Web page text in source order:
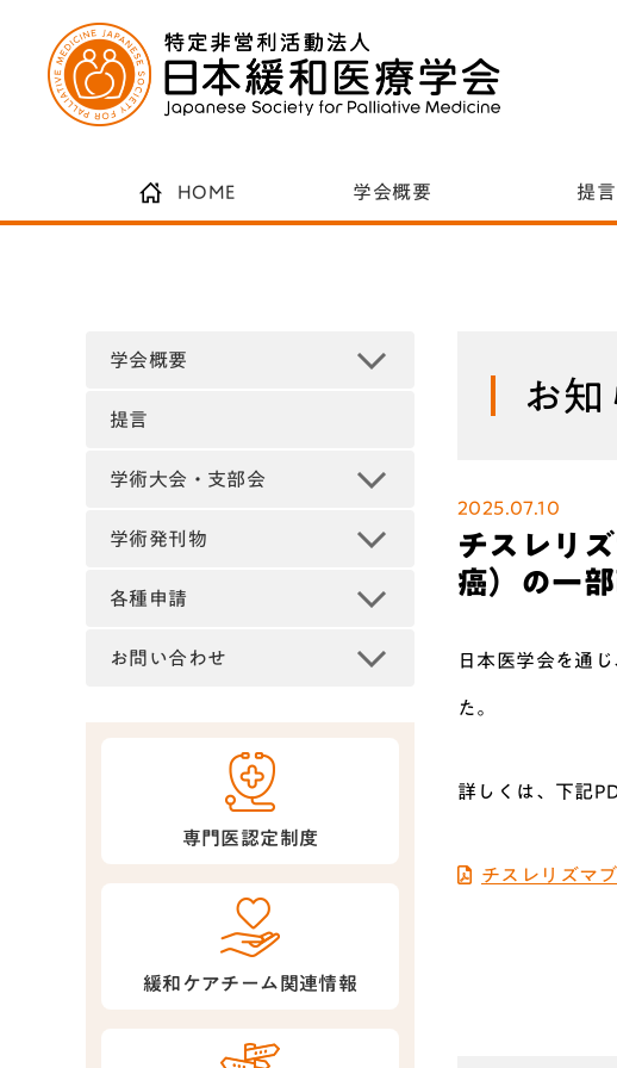
HOME 学会概要 提言
学会概要
提言
学術大会・支部会
学術発刊物
各種申請
お問い合わせ
専門医認定制度
緩和ケアチーム関連情報
お知
2025.07.10
チスレリ
癌）の一
日本医学会を通
た。
詳しくは、下記
チスレリズマ